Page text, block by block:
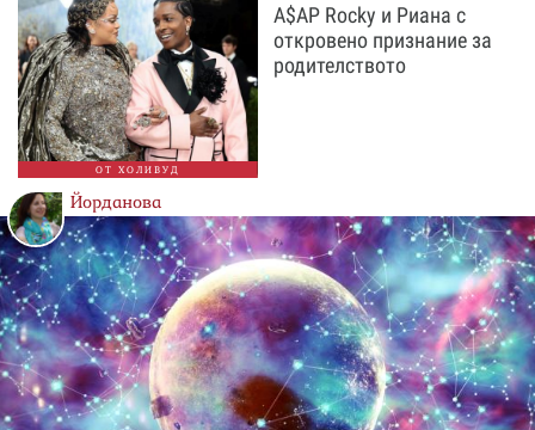
ОТ ХОЛИВУД
A$AP Rocky и Риана с
откровено признание за
родителството
Йорданова